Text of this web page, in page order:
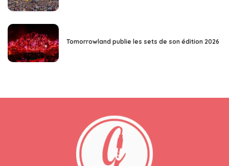
Tomorrowland publie les sets de son édition 2026